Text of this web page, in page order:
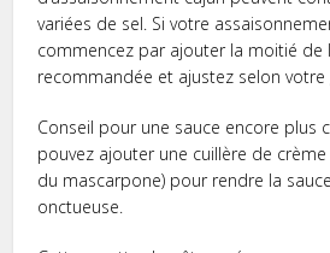
variées de sel. Si votre
commencez par ajouter la moitié de
recommandée et ajustez selon votre
Conseil pour une sauce encore plus
pouvez ajouter une cuillère de
du mascarpone) pour rendre la
onctueuse.